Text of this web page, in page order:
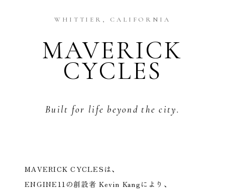
WHITTIER, CALIFORNIA
MAVERICK
CYCLES
Built for life beyond the city.
MAVERICK CYCLESは、
ENGINE11の創設者 Kevin Kangにより、